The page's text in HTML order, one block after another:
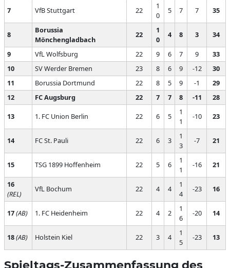
7 VfB Stuttgart 22
1
0
5 7 7 35
8
Borussia
Mönchengladbach
22
1
0
4 8 3 34
9 VfL Wolfsburg 22 9 6 7 9
33
10
SV Werder Bremen 23 8 6 9 -12
30
11
Borussia Dortmund 22 8 5 9 -1
29
12
FC Augsburg 22 7 7 8 -11 28
13 1. FC Union Berlin 22 6 5
1
1
-10 23
14 FC St. Pauli 22 6 3
1
3
-7 21
15 TSG 1899 Hoffenheim 22 5 6
1
1
-16 21
16
(REL)
VfL Bochum 22 4 4
1
4
-23 16
17(AB) 1. FC Heidenheim 22 4 2
1
6
-20 14
18(AB) Holstein Kiel 22 3 4
1
5
-23 13
Spieltags-Zusammenfassung des